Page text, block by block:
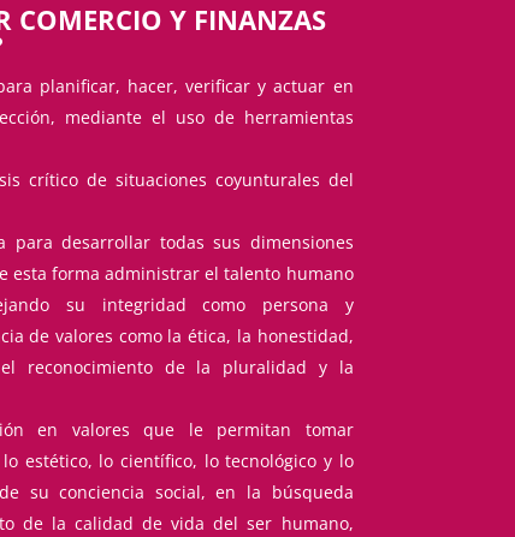
COMERCIO Y FINANZAS
planificar, hacer, verificar y actuar en
mediante el uso de herramientas
crítico de situaciones coyunturales del
para desarrollar todas sus dimensiones
esta forma administrar el talento humano
su integridad como persona y
de valores como la ética, la honestidad,
reconocimiento de la pluralidad y la
en valores que le permitan tomar
estético, lo científico, lo tecnológico y lo
su conciencia social, en la búsqueda
de la calidad de vida del ser humano,